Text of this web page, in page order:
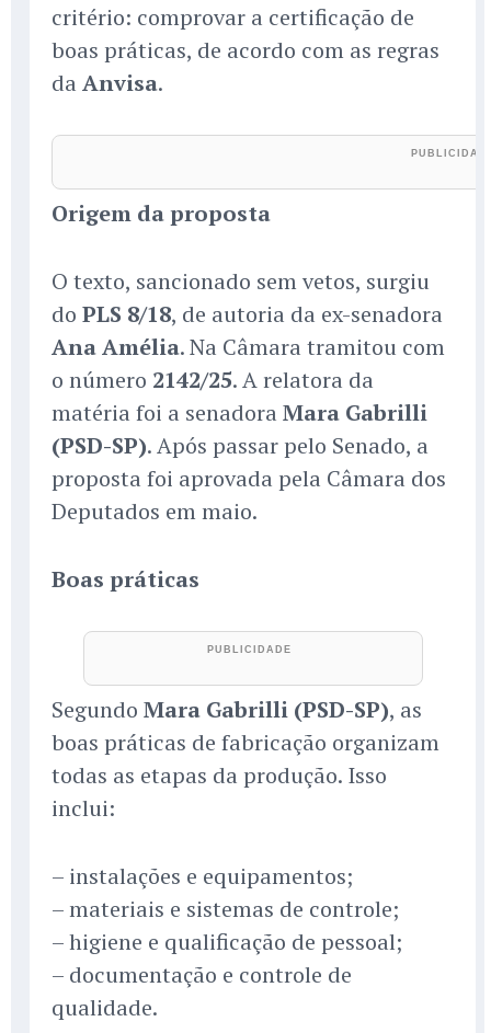
critério: comprovar a certificação de
boas práticas, de acordo com as regras
da Anvisa.
Origem da proposta
O texto, sancionado sem vetos, surgiu
do PLS 8/18, de autoria da ex-senadora
Ana Amélia. Na Câmara tramitou com
o número 2142/25. A relatora da
matéria foi a senadora Mara Gabrilli
(PSD-SP). Após passar pelo Senado, a
proposta foi aprovada pela Câmara dos
Deputados em maio.
Boas práticas
Segundo Mara Gabrilli (PSD-SP), as
boas práticas de fabricação organizam
todas as etapas da produção. Isso
inclui:
– instalações e equipamentos;
– materiais e sistemas de controle;
– higiene e qualificação de pessoal;
– documentação e controle de
qualidade.